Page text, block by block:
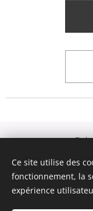
Ce site utilise des
fonctionnement, la
expérience